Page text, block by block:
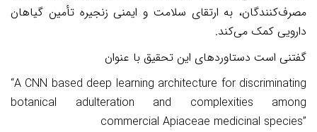
مصرف‌کنندگان، به ارتقای سلامت و ایمنی زنجیره تأمین گیاهان
دارویی کمک می‌کند.
گفتنی است دستاوردهای این تحقیق با عنوان
“A CNN based deep learning architecture for discriminating
botanical adulteration and complexities among
commercial Apiaceae medicinal species”